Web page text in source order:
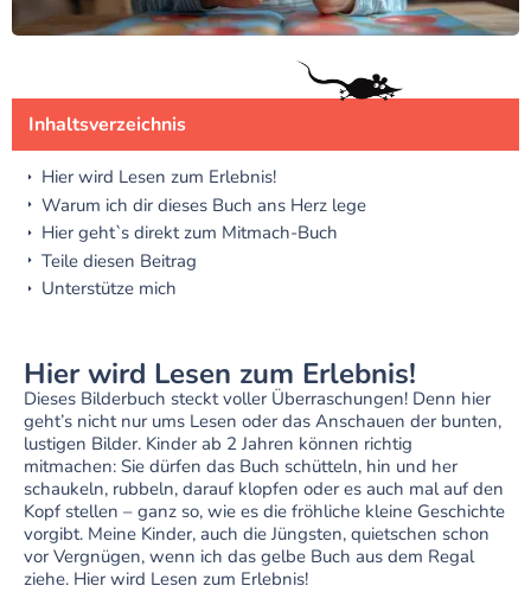
Inhaltsverzeichnis
Hier wird Lesen zum Erlebnis!
Warum ich dir dieses Buch ans Herz lege
Hier geht`s direkt zum Mitmach-Buch
Teile diesen Beitrag
Unterstütze mich
Hier wird Lesen zum Erlebnis!
Dieses Bilderbuch steckt voller Überraschungen! Denn hier
geht’s nicht nur ums Lesen oder das Anschauen der bunten,
lustigen Bilder. Kinder ab 2 Jahren können richtig
mitmachen: Sie dürfen das Buch schütteln, hin und her
schaukeln, rubbeln, darauf klopfen oder es auch mal auf den
Kopf stellen – ganz so, wie es die fröhliche kleine Geschichte
vorgibt. Meine Kinder, auch die Jüngsten, quietschen schon
vor Vergnügen, wenn ich das gelbe Buch aus dem Regal
ziehe. Hier wird Lesen zum Erlebnis!